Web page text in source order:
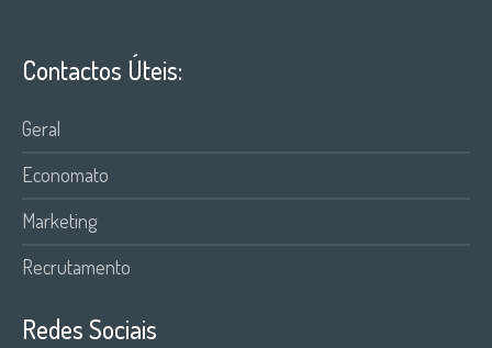
Contactos Úteis:
Geral
Economato
Marketing
Recrutamento
Redes Sociais